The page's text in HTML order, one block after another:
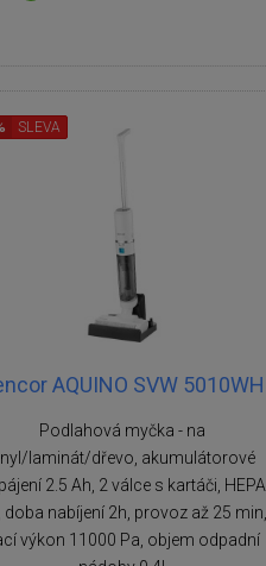
AQUINO SVW 5010WH
Podlahová myčka - na
laminát/dřevo, akumulátorové
2.5 Ah, 2 válce s kartáči, HEPA
doba nabíjení 2h, provoz až 25 min,
výkon 11000 Pa, objem odpadní
SLEVA